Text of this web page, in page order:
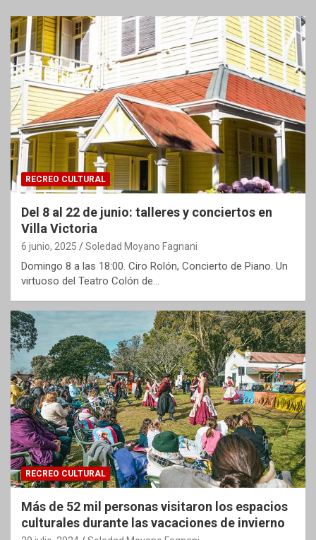
RECREO CULTURAL
Del 8 al 22 de junio: talleres y conciertos en
Villa Victoria
6 junio, 2025 Soledad Moyano Fagnani
Domingo 8 a las 18:00. Ciro Rolón, Concierto de Piano. Un
virtuoso del Teatro Colón de…
RECREO CULTURAL
Más de 52 mil personas visitaron los espacios
culturales durante las vacaciones de invierno